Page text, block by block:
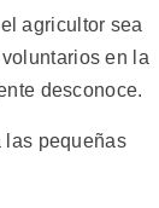
agricultor sea
en la
desconoce.
las pequeñas